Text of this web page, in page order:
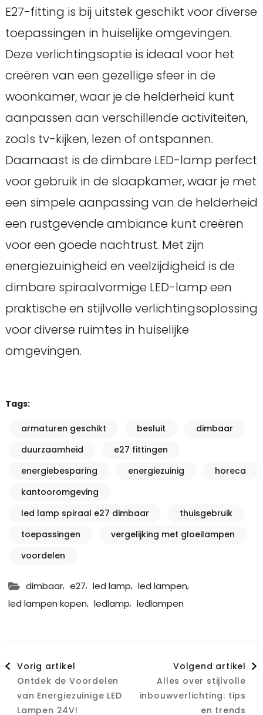
E27-fitting is bij uitstek geschikt voor diverse
toepassingen in huiselijke omgevingen.
Deze verlichtingsoptie is ideaal voor het
creëren van een gezellige sfeer in de
woonkamer, waar je de helderheid kunt
aanpassen aan verschillende activiteiten,
zoals tv-kijken, lezen of ontspannen.
Daarnaast is de dimbare LED-lamp perfect
voor gebruik in de slaapkamer, waar je met
een simpele aanpassing van de helderheid
een rustgevende ambiance kunt creëren
voor een goede nachtrust. Met zijn
energiezuinigheid en veelzijdigheid is de
dimbare spiraalvormige LED-lamp een
praktische en stijlvolle verlichtingsoplossing
voor diverse ruimtes in huiselijke
omgevingen.
Tags:
armaturen geschikt besluit
dimbaar
duurzaamheid
e27 fittingen
energiebesparing
energiezuinig
horeca
kantooromgeving
led lamp spiraal e27 dimbaar
thuisgebruik
toepassingen
vergelijking met gloeilampen
voordelen
dimbaar, e27, led lamp, led lampen,
led lampen kopen, ledlamp, ledlampen
Berichtnavigatie
Vorig artikel
Ontdek de Voordelen
van Energiezuinige LED
Lampen 24V!
Volgend artikel
Alles over stijlvolle
inbouwverlichting: tips
en trends